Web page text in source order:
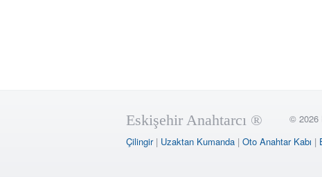
Eskişehir Anahtarcı ® © 2026
Çilingir| Uzaktan Kumanda | Oto Anahtar Kabı |